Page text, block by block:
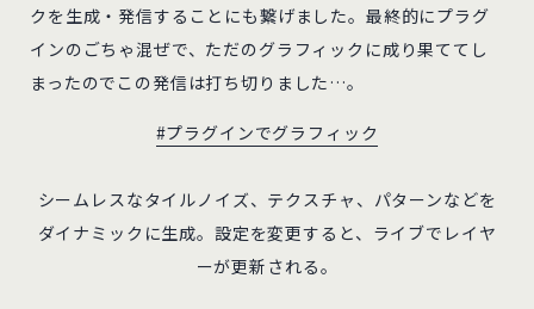
クを生成・発信することにも繋げました。最終的にプラグ
インのごちゃ混ぜで、ただのグラフィックに成り果ててし
まったのでこの発信は打ち切りました…。
#プラグインでグラフィック
シームレスなタイルノイズ、テクスチャ、パターンなどを
ダイナミックに生成。設定を変更すると、ライブでレイヤ
ーが更新される。